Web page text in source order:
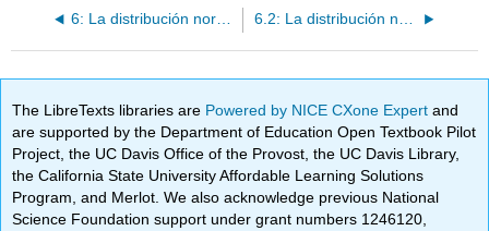
6: La distribución normal
The LibreTexts libraries are Powered by NICE CXone Expertand
are supported by the Department of Education Open Textbook Pilot
Project, the UC Davis Office of the Provost, the UC Davis Library,
the California State University Affordable Learning Solutions
Program, and Merlot. We also acknowledge previous National
Science Foundation support under grant numbers 1246120,